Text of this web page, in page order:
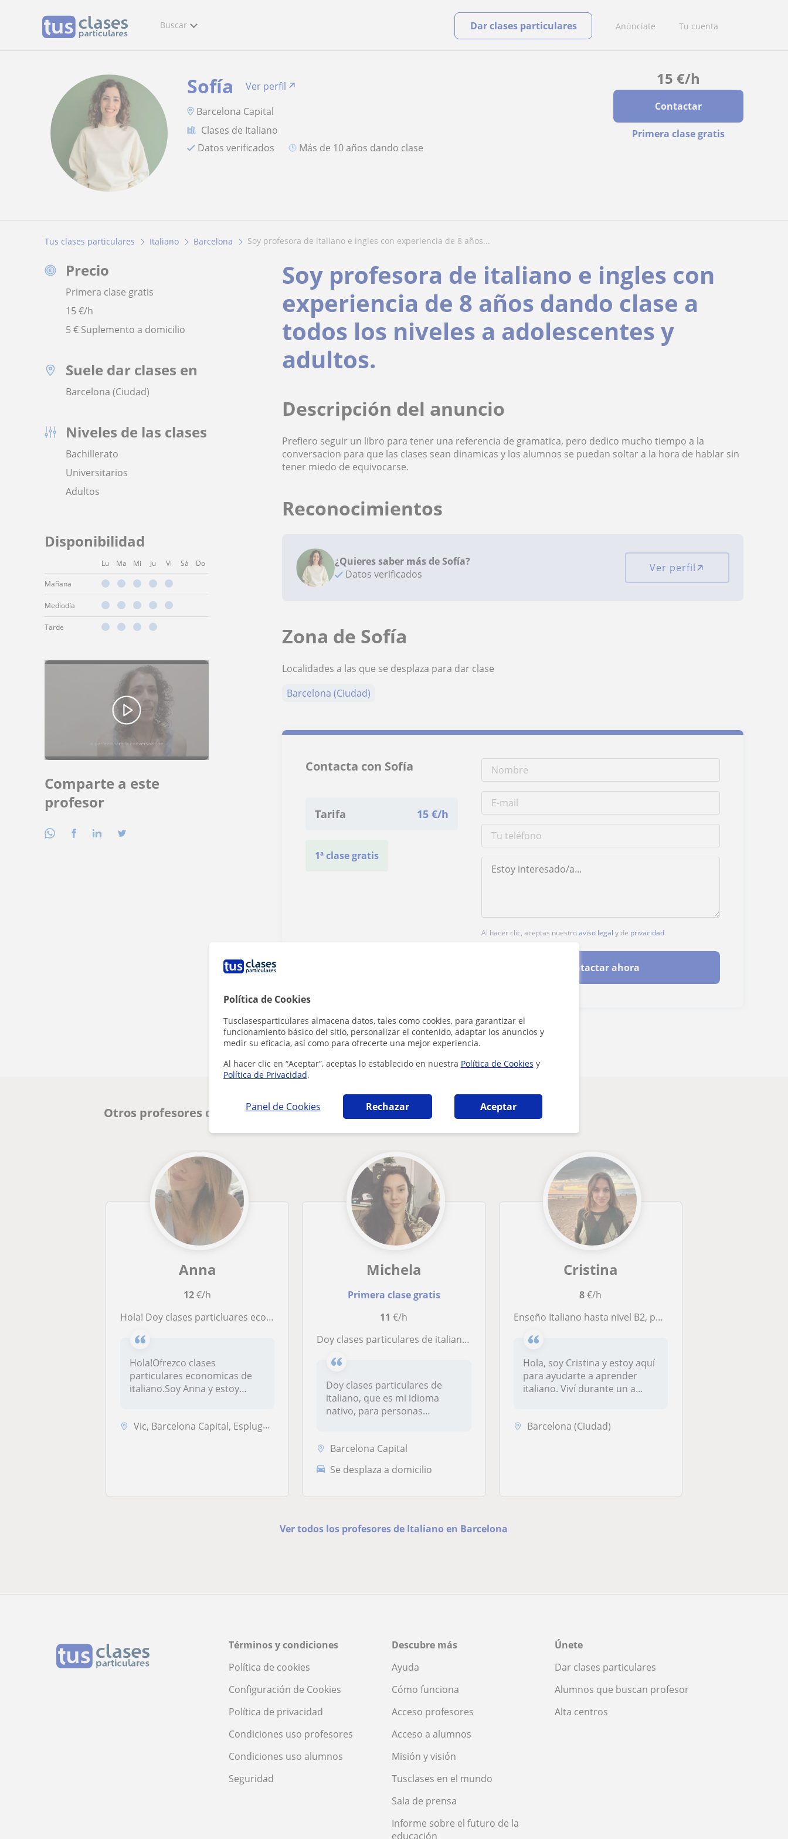
Política de Cookies
Tusclasesparticulares almacena datos, tales como cookies, para garantizar el
funcionamiento básico del sitio, personalizar el contenido, adaptar los anuncios y
medir su eficacia, así como para ofrecerte una mejor experiencia.
Al hacer clic en “Aceptar”, aceptas lo establecido en nuestra Política de Cookies y
Política de Privacidad.
Panel de Cookies Rechazar Aceptar
Buscar Anúnciate Tu cuenta
Dar clases particulares
15 €/h
Contactar
Primera clase gratis
Sofía
Ver perfil
Barcelona Capital
Clases de Italiano
Datos verificados
más de 10 años dando clase
Tus clases particulares Italiano Barcelona soy profesora de italiano e ingles con experiencia de 8 años...
Precio
Primera clase gratis
15€/h
5 € Suplemento a domicilio
Suele dar clases en
Barcelona (Ciudad)
Niveles de las clases
Bachillerato
Universitarios
Adultos
Disponibilidad
Lu Ma Mi Ju Vi Sá Do
Mañana
Mediodía
Tarde
Comparte a este
profesor
Soy profesora de italiano e ingles con
experiencia de 8 años dando clase a
todos los niveles a adolescentes y
adultos.
Descripción del anuncio
Prefiero seguir un libro para tener una referencia de gramatica, pero dedico mucho tiempo a la
conversacion para que las clases sean dinamicas y los alumnos se puedan soltar a la hora de hablar sin
tener miedo de equivocarse.
Reconocimientos
¿Quieres saber más de Sofía?
Datos verificados
Ver perfil
Zona de Sofía
Localidades a las que se desplaza para dar clase
Barcelona (Ciudad)
Contacta con Sofía
Tarifa 15 €/h
1ª clase gratis
Al hacer clic, aceptas nuestroaviso legal y de privacidad
Contactar ahora
¿Hay algún error en este perfil?Cuéntanos
Otros profesores de Italiano en Barcelona que pueden interesarte
Anna
12€/h
Hola! Doy clases particluares economicas de italiano! Escribeme para màs info!
Hola!Ofrezco clases
particulares economicas de
italiano.Soy Anna y estoy
Vic, Barcelona Capital, Esplugues de Llobregat, Hospitalet de Llobrega...
Michela
Primera clase gratis
11 €/h
Doy clases particulares de italiano y español. Disponibile también online
Doy clases particulares de
italiano, que es mi idioma
nativo, para personas
Barcelona Capital
Se desplaza a domicilio
Cristina
8€/h
Enseño Italiano hasta nivel B2, para todas las edades
Hola, soy Cristina y estoy aquí
para ayudarte a aprender
italiano. Viví durante un a...
Barcelona (Ciudad)
Ver todos los profesores de Italiano en Barcelona
Términos y condiciones
Política de cookies
Configuración de Cookies
Política de privacidad
Condiciones uso profesores
Condiciones uso alumnos
Seguridad
Descubre más
Ayuda
Cómo funciona
Acceso profesores
Acceso a alumnos
Misión y visión
Tusclases en el mundo
Sala de prensa
Informe sobre el futuro de la
educación
Únete
Dar clases particulares
Alumnos que buscan profesor
Alta centros